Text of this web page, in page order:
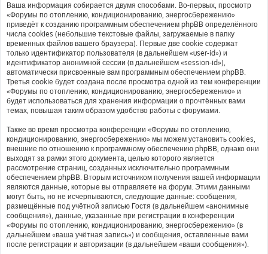
Ваша информация собирается двумя способами. Во-первых, просмотр
«Форумы по отоплению, кондиционированию, энергосбережению»
приведёт к созданию программным обеспечением phpBB определённого
числа cookies (небольшие текстовые файлы, загружаемые в папку
временных файлов вашего браузера). Первые две cookie содержат
только идентификатор пользователя (в дальнейшем «user-id») и
идентификатор анонимной сессии (в дальнейшем «session-id»),
автоматически присвоенные вам программным обеспечением phpBB.
Третья cookie будет создана после просмотра одной из тем конференции
«Форумы по отоплению, кондиционированию, энергосбережению» и
будет использоваться для хранения информации о прочтённых вами
темах, повышая таким образом удобство работы с форумами.
Также во время просмотра конференции «Форумы по отоплению,
кондиционированию, энергосбережению» мы можем установить cookies,
внешние по отношению к программному обеспечению phpBB, однако они
выходят за рамки этого документа, целью которого является
рассмотрение страниц, созданных исключительно программным
обеспечением phpBB. Вторым источником получения вашей информации
являются данные, которые вы отправляете на форум. Этими данными
могут быть, но не исчерпываются, следующие данные: сообщения,
размещённые под учётной записью Гостя (в дальнейшем «анонимные
сообщения»), данные, указанные при регистрации в конференции
«Форумы по отоплению, кондиционированию, энергосбережению» (в
дальнейшем «ваша учётная запись») и сообщения, оставленные вами
после регистрации и авторизации (в дальнейшем «ваши сообщения»).